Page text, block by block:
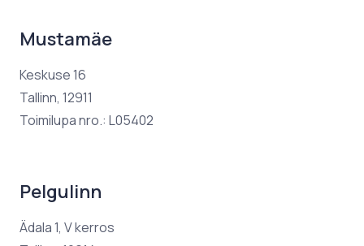
Mustamäe
Keskuse 16
Tallinn, 12911
Toimilupa nro.: L05402
Pelgulinn
Ädala 1, V kerros